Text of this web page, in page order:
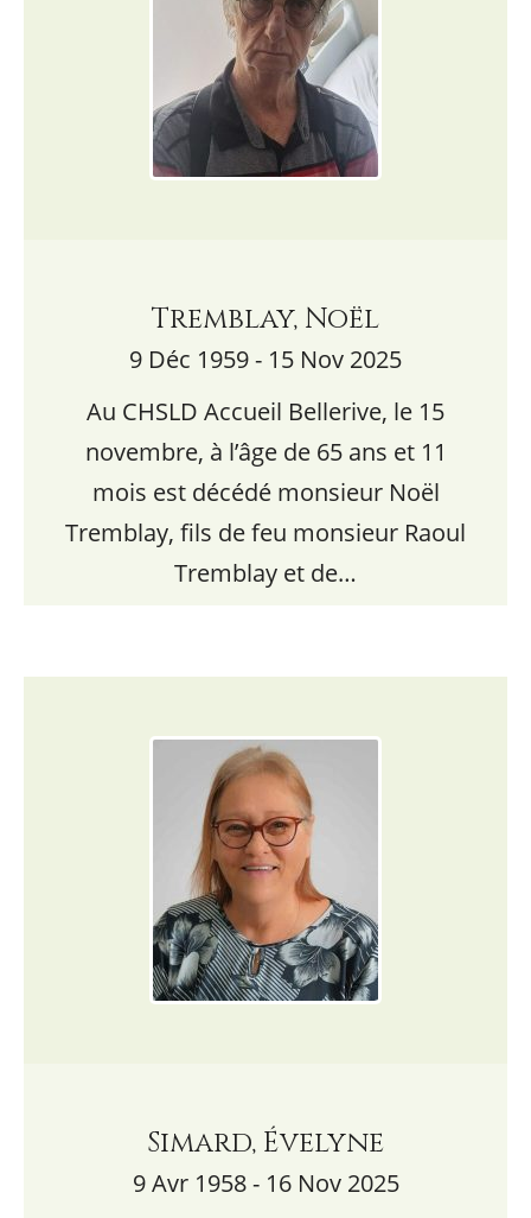
Tremblay, Noël
9 Déc 1959 - 15 Nov 2025
Au CHSLD Accueil Bellerive, le 15
novembre, à l’âge de 65 ans et 11
mois est décédé monsieur Noël
Tremblay, fils de feu monsieur Raoul
Tremblay et de…
Simard, Évelyne
9 Avr 1958 - 16 Nov 2025